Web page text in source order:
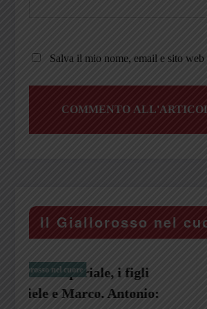
Salva il mio nome, email e sito
Il Giallorosso nel
Il Giallorosso nel cuore
Il pino della Curva Ovest e le
trasferte in giro per l’Italia